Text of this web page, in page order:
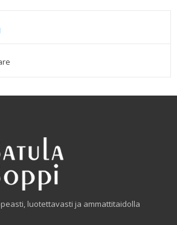
luotettavasti ja ammattitaidolla